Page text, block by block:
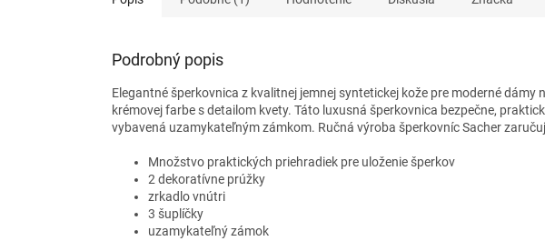
Podrobný popis
Elegantné šperkovnica z kvalitnej jemnej syntetickej kože pre moderné dámy
krémovej farbe s detailom kvety. Táto luxusná šperkovnica bezpečne,
vybavená uzamykateľným zámkom. Ručná výroba šperkovníc Sacher
Množstvo praktických priehradiek pre uloženie šperkov
2 dekoratívne prúžky
zrkadlo vnútri
3 šuplíčky
uzamykateľný zámok